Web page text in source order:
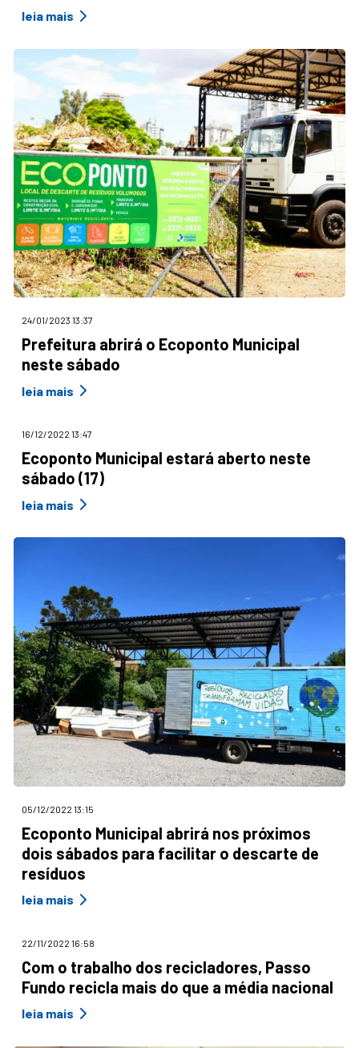
leia mais
24/01/2023 13:37
Prefeitura abrirá o Ecoponto Municipal
neste sábado
leia mais
16/12/2022 13:47
Ecoponto Municipal estará aberto neste
sábado (17)
leia mais
05/12/2022 13:15
Ecoponto Municipal abrirá nos próximos
dois sábados para facilitar o descarte de
resíduos
leia mais
22/11/2022 16:58
Com o trabalho dos recicladores, Passo
Fundo recicla mais do que a média nacional
leia mais